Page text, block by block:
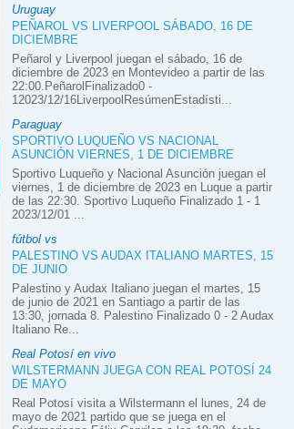
Uruguay
PEÑAROL VS LIVERPOOL SÁBADO, 16 DE
DICIEMBRE
Peñarol y Liverpool juegan el sábado, 16 de
diciembre de 2023 en Montevideo a partir de las
22:00.PeñarolFinalizado0 -
12023/12/16LiverpoolResúmenEstadísti...
Paraguay
SPORTIVO LUQUEÑO VS NACIONAL
ASUNCIÓN VIERNES, 1 DE DICIEMBRE
Sportivo Luqueño y Nacional Asunción juegan el
viernes, 1 de diciembre de 2023 en Luque a partir
de las 22:30. Sportivo Luqueño Finalizado 1 - 1
2023/12/01 ...
fútbol vs
PALESTINO VS AUDAX ITALIANO MARTES, 15
DE JUNIO
Palestino y Audax Italiano juegan el martes, 15
de junio de 2021 en Santiago a partir de las
13:30, jornada 8. Palestino Finalizado 0 - 2 Audax
Italiano Re...
Real Potosí en vivo
WILSTERMANN JUEGA CON REAL POTOSÍ 24
DE MAYO
Real Potosí visita a Wilstermann el lunes, 24 de
mayo de 2021 partido que se juega en el